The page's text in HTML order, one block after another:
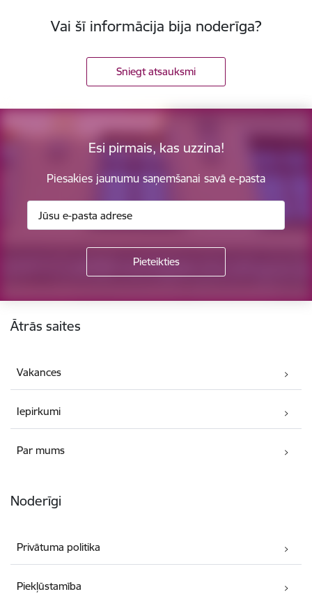
Vai šī informācija bija noderīga?
Sniegt atsauksmi
Esi pirmais, kas uzzina!
Piesakies jaunumu saņemšanai savā e-pasta
Ātrās saites
Vakances
Iepirkumi
Par mums
Noderīgi
Privātuma politika
Piekļūstamība